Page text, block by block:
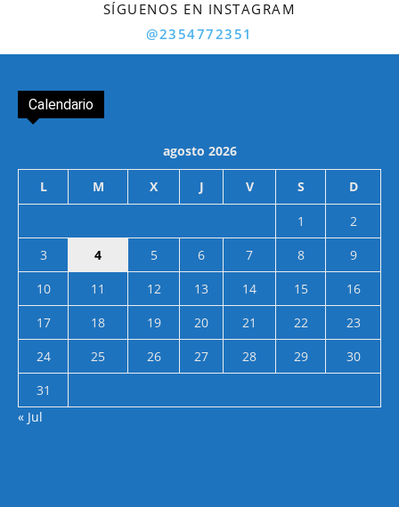
SÍGUENOS EN INSTAGRAM
@2354772351
Calendario
agosto 2026
L M X J V S D
1
2
3
4 5 6 7 8
9
10
11 12 13 14 15
16
17
18 19 20 21 22
23
24
25 26 27 28 29
30
31
« Jul